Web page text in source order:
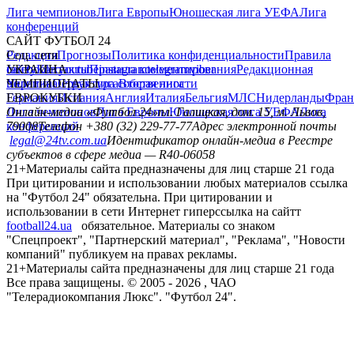
Лига чемпионовЛига ЕвропыЮношеская лига УЕФАЛига
конференций
САЙТ ФУТБОЛ 24
РедакцияПрогнозыПолитика конфиденциальностиПравила
сайтуКонтактыПравила комментированияРедакционная
политикаСтруктура собственности
Соц. сети
facebookxyoutubeinstagramtelegramviber
УКРАИНА
УкраинаПервая лигаВторая лига
ЧЕМПИОНАТЫ
ГерманияИспанияАнглияИталияБельгияМЛСНидерланды
ЕВРОКУБКИ
Лига чемпионовЛига ЕвропыЮношеская лига УЕФАЛига
конференций
Онлайн-медиа «Футбол 24»пл. Галицкая, дом. 15, м. Львов,
79008Телефон +380 (32) 229-77-77Адрес электронной почты
legal@24tv.com.uaИдентификатор онлайн-медиа в Реестре
субъектов в сфере медиа — R40-06058
21+Материалы сайта предназначены для лиц старше 21 года
При цитировании и использовании любых материалов ссылка
на "Футбол 24" обязательна. При цитировании и
использовании в сети Интернет гиперссылка на сайтт
football24.ua
обязательное. Материалы со знаком
"Спецпроект", "Партнерский материал", "Реклама", "Новости
компаний" публикуем на правах рекламы.
21+Материалы сайта предназначены для лиц старше 21 года
Все права защищены. © 2005 - 2026 , ЧАО
"Телерадиокомпания Люкс". "Футбол 24".